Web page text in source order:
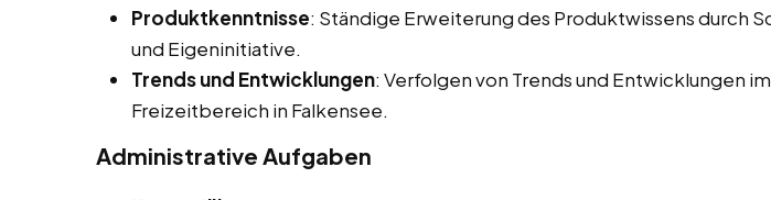
Produktkenntnisse: Ständige Erweiterung des Produktwissens durch
und Eigeninitiative.
Trends und Entwicklungen: Verfolgen von Trends und Entwicklungen
Freizeitbereich in Falkensee.
Administrative Aufgaben